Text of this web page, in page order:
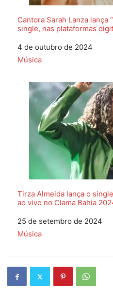
Cantora Sarah Lanza lança
single, nas plataformas
Data
4 de outubro de 2024
Em relação a
Música
Tirza Almeida lança o
ao vivo no Clama Bahia
Data
25 de setembro de 2024
Em relação a
Música